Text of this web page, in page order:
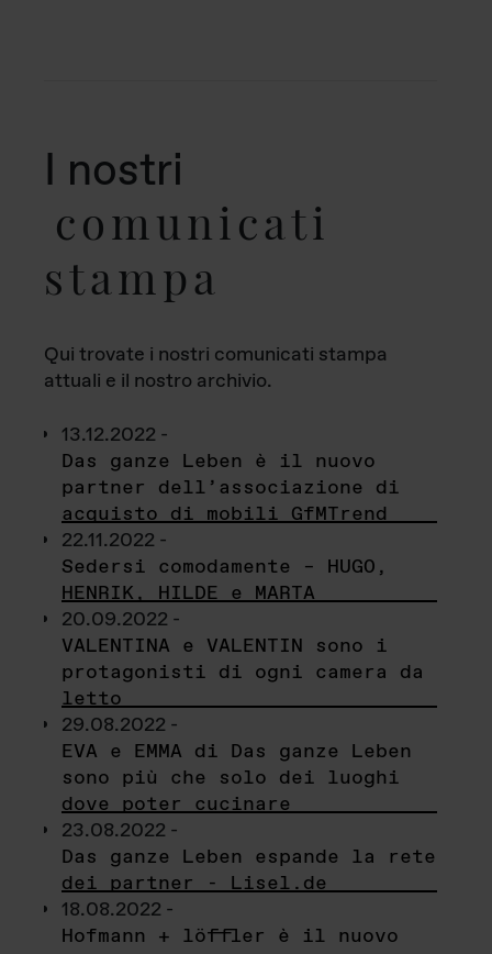
I nostri
comunicati
stampa
Qui trovate i nostri comunicati stampa
attuali e il nostro archivio.
13.12.2022 -
Das ganze Leben è il nuovo
partner dell’associazione di
acquisto di mobili GfMTrend
22.11.2022 -
Sedersi comodamente – HUGO,
HENRIK, HILDE e MARTA
20.09.2022 -
VALENTINA e VALENTIN sono i
protagonisti di ogni camera da
letto
29.08.2022 -
EVA e EMMA di Das ganze Leben
sono più che solo dei luoghi
dove poter cucinare
23.08.2022 -
Das ganze Leben espande la rete
dei partner - Lisel.de
18.08.2022 -
Hofmann + löffler è il nuovo